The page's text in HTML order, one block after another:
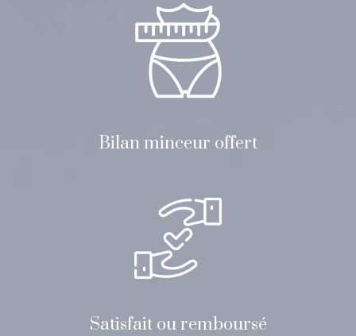
Bilan minceur offert
Satisfait ou remboursé